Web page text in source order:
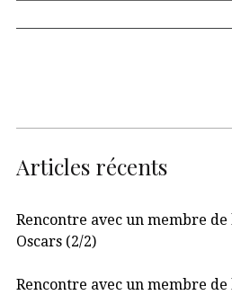
Articles récents
Rencontre avec un membre de
Oscars (2/2)
Rencontre avec un membre de